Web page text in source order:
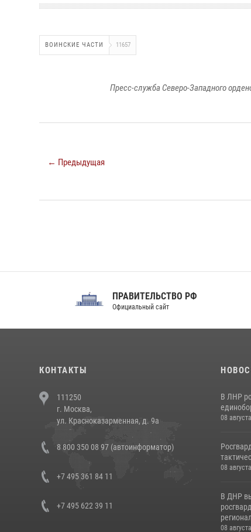
ВОИНСКИЕ ЧАСТИ 11657
Пресс-служба Северо-Западного
← Предыдущая
ПРАВИТЕЛЬСТВО РФ
Официальный сайт
КОНТАКТЫ
111250
г. Москва,
ул. Красноказарменная, д. 9а
8 800 350 08 97 (автоинформатор)
+7 495 361 84 11
+7 495 622 39 11
В ЛНР
08
08
В ДНР
08